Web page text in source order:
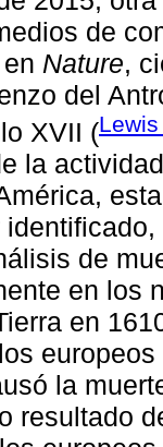
de
Nature,
del
XVII (
la
de
en los
en
la
resultado